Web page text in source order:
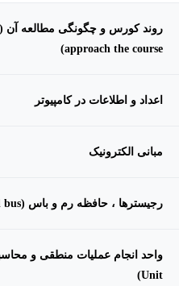
approach the course)
اعداد و اطلاعات در کامپیوتر
مبانی الکترونیک
رجیسترها ، حافظه رم و باس (registers , ram and bus)
Unit)